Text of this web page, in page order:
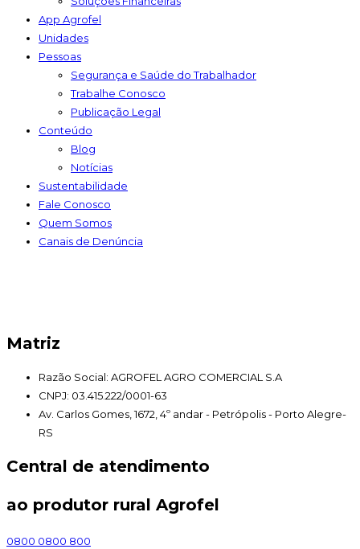
App Agrofel
Unidades
Pessoas
Segurança e Saúde do Trabalhador
Trabalhe Conosco
Publicação Legal
Conteúdo
Blog
Notícias
Sustentabilidade
Fale Conosco
Quem Somos
Canais de Denúncia
Matriz
Razão Social: AGROFEL AGRO COMERCIAL S.A
CNPJ: 03.415.222/0001-63
Av. Carlos Gomes, 1672, 4º andar - Petrópolis - Porto Alegre-
RS
Central de atendimento
ao produtor rural Agrofel
0800 0800 800